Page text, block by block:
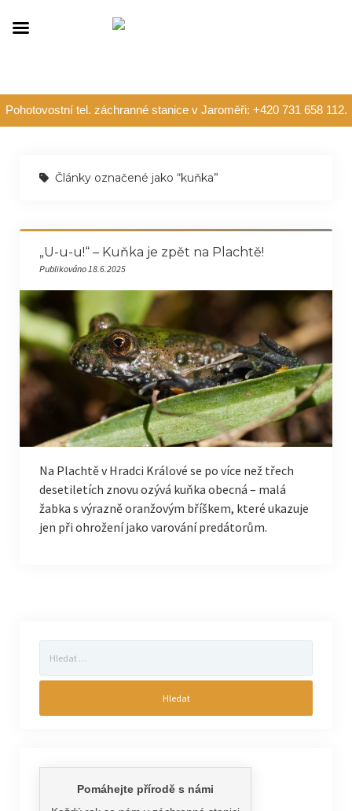
Pohotovostní tel. záchranné stanice v Jaroměři: +420 731 658 112.
Články označené jako “kuňka”
„U-u-u!“ – Kuňka je zpět na Plachtě!
Publikováno 18.6.2025
Na Plachtě v Hradci Králové se po více než třech
desetiletích znovu ozývá kuňka obecná – malá
žabka s výrazně oranžovým bříškem, které ukazuje
jen při ohrožení jako varování predátorům.